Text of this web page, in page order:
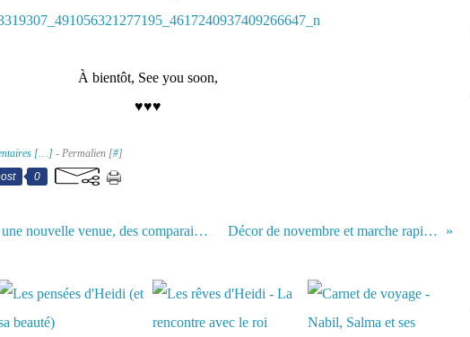
À bientôt, See you soon,
♥♥♥
[…] - Permalien [#]
0
Faillite de Sears-Canada, une nouvelle venue, des comparaisons - Bankruptcy of Sears-Canada, a newcomer, comparisons Décor de novembre et marche rapide - November scenery and brisk walk